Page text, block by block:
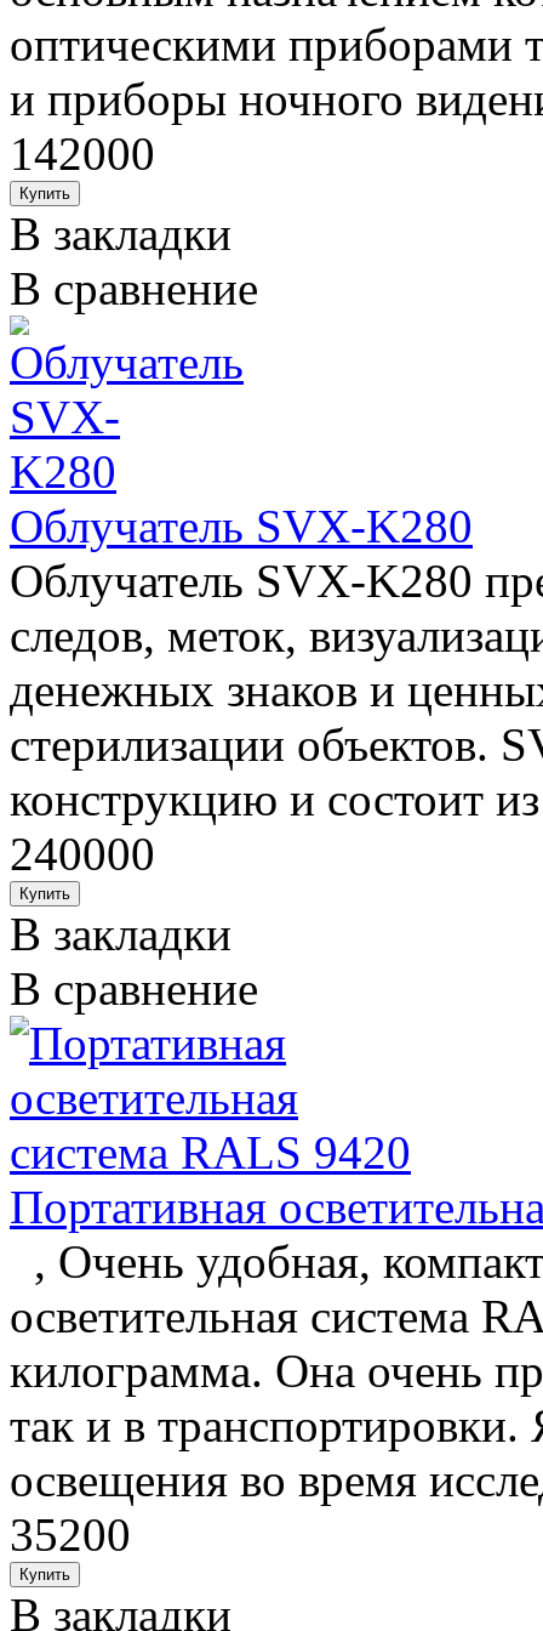
оптическими приборами
и приборы ночного
142000
В закладки
В сравнение
Облучатель SVX-K280
Облучатель SVX-K280
следов, меток,
денежных знаков и
стерилизации объектов.
конструкцию и состоит
240000
В закладки
В сравнение
Портативная
, Очень удобная,
осветительная система
килограмма. Она очень
так и в
освещения во время
35200
В закладки